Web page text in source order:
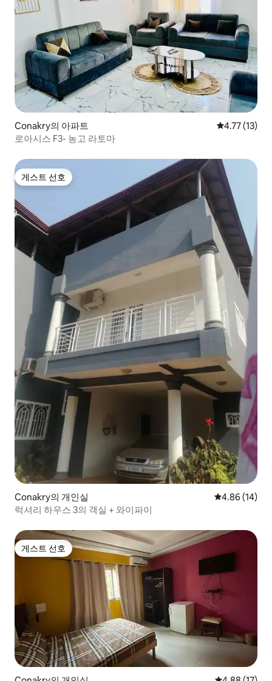
Conakry의 아파트 평점 4.77점
4.77 (13)
로아시스 F3- 농고 라토마
게스트 선호
게스트 선호
Conakry의 개인실 평점 4.86점(5
4.86 (14)
럭셔리 하우스 3의 객실 + 와이파이
게스트 선호
게스트 선호